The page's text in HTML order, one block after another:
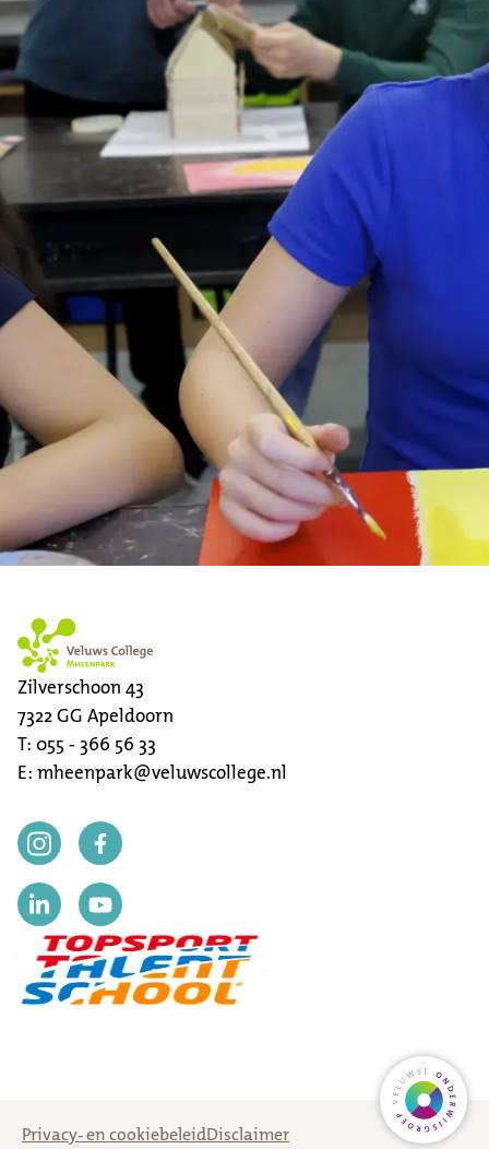
Zilverschoon 43
7322 GG Apeldoorn
T: 055 - 366 56 33
E: mheenpark@veluwscollege.nl
Privacy- en cookiebeleidDisclaimer
Ga